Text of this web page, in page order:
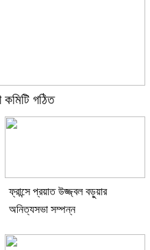
কমিটি গঠিত
ফ্রান্সে প্রয়াত উজ্জ্বল বড়ুয়ার
অনিত্যসভা সম্পন্ন